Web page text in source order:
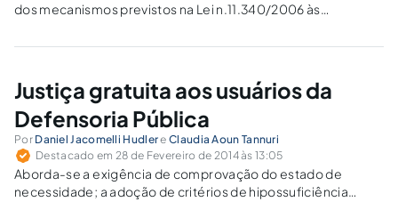
dos mecanismos previstos na Lei n.11.340/2006 às
familiar.
Justiça gratuita aos usuários da
Defensoria Pública
Por Daniel Jacomelli HudlereClaudia Aoun Tannuri
Destacado em 28 de Fevereiro de 2014 às 13:05
Aborda-se a exigência de comprovação do estado de
necessidade; a adoção de critérios de hipossuficiência